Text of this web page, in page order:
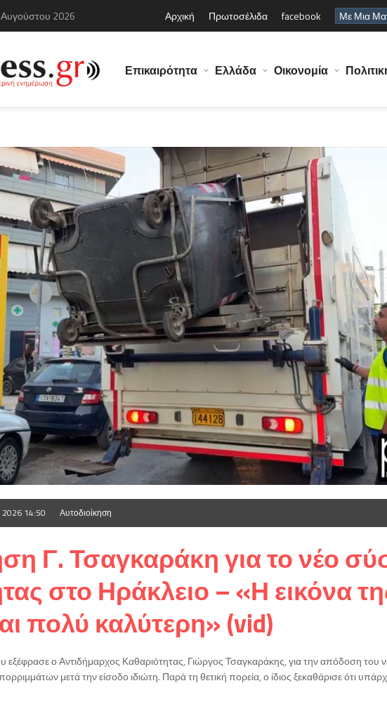
Αυγούστου 2026 Αρχική Πρωτοσέλιδα facebook Με Μια
Επικαιρότητα Ελλάδα Οικονομία
2026 14:50 Αυτοδιοίκηση
Γ. Τσαγκαράκη για το νέο
στο Ηράκλειο – «Η εικόνα
πολύ καλύτερη» (vid)
εξέφρασε ο Αντιδήμαρχος Καθαριότητας, Γιώργος Τσαγκαράκης, για την απόδοση του
μετά την είσοδο ιδιώτη. Παρά τη θετική πορεία, ο ίδιος ξεκαθάρισε ότι